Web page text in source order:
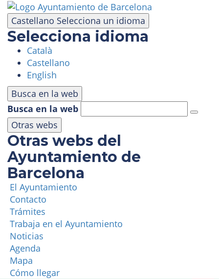
Castellano Selecciona un idioma
Selecciona idioma
Català
Castellano
English
Busca en la web
Busca en la web
Otras webs
Otras webs del
Ayuntamiento de
Barcelona
El Ayuntamiento
Contacto
Trámites
Trabaja en el Ayuntamiento
Noticias
Agenda
Mapa
Cómo llegar
Pasar
contenido
principal
VISITA
PARQUE DE ATRACCIONES
ÁREA PANORÁMICA
MASÍA TIBIDABO
FUNICULAR
TIBICLUB
¿QUIÉNES SOMOS?
MÁS PRODUCTOS